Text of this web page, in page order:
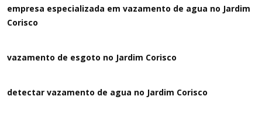
empresa especializada em vazamento de agua no Jardim
Corisco
vazamento de esgoto no Jardim Corisco
detectar vazamento de agua no Jardim Corisco